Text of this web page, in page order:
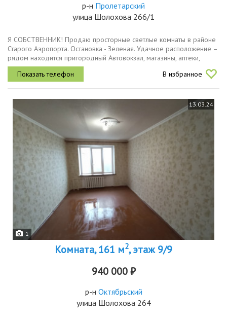
р-н Пролетарский
улица Шолохова 266/1
Я СОБСТВЕННИК! Продаю просторные светлые комнаты в районе
Старого Аэропорта. Остановка - Зеленая. Удачное расположение –
рядом находится пригородный Автовокзал, магазины, аптеки,
зеленая зона, остановки транспорта. В нашем дворе
расположена...
В избранное
13.03.24
1
Комната, 161 м2, этаж 9/9
940 000 ₽
р-н Октябрьский
улица Шолохова 264